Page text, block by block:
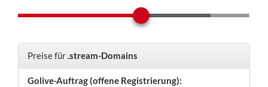
Preise für.stream-Domains
Golive-Auftrag (offene Registrierung):